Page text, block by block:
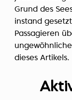
Grund des
instand
Passagieren
dieses Artikels.